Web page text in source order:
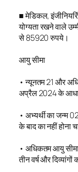
■ मेडिकल,
योग्यता रखने वाले
से 85920 रुपये।
आयु सीमा
• न्यूनतम 21 और
अप्रैल 2024 के
• अभ्यर्थी का
के बाद का नहीं होना
• अधिकतम आयु सीमा
तीन वर्ष और दिव्यांगों